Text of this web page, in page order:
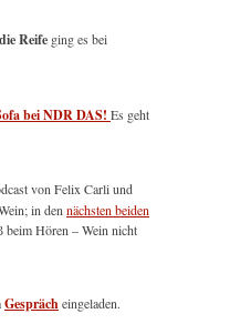
Reife ging es bei
bei NDR DAS! Es geht
von Felix Carli und
in den nächsten beiden
beim Hören – Wein nicht
Gesprächeingeladen.